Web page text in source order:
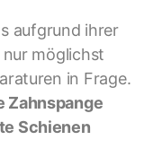
aufgrund ihrer
möglichst
in Frage.
Zahnspange
Schienen